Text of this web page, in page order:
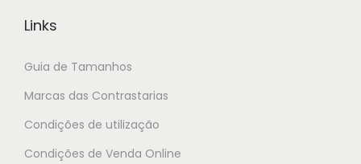
Links
Guia de Tamanhos
Marcas das Contrastarias
Condições de utilização
Condições de Venda Online